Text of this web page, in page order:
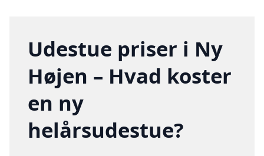
Udestue priser i Ny
Højen – Hvad koster
en ny
helårsudestue?